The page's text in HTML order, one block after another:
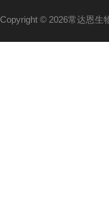
Copyright © 2026常达恩